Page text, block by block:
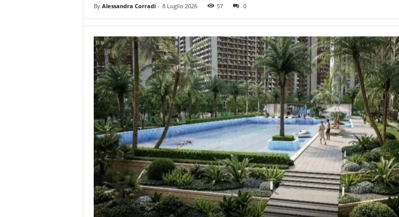
By Alessandra Corradi- 8 Luglio 2026 57 0